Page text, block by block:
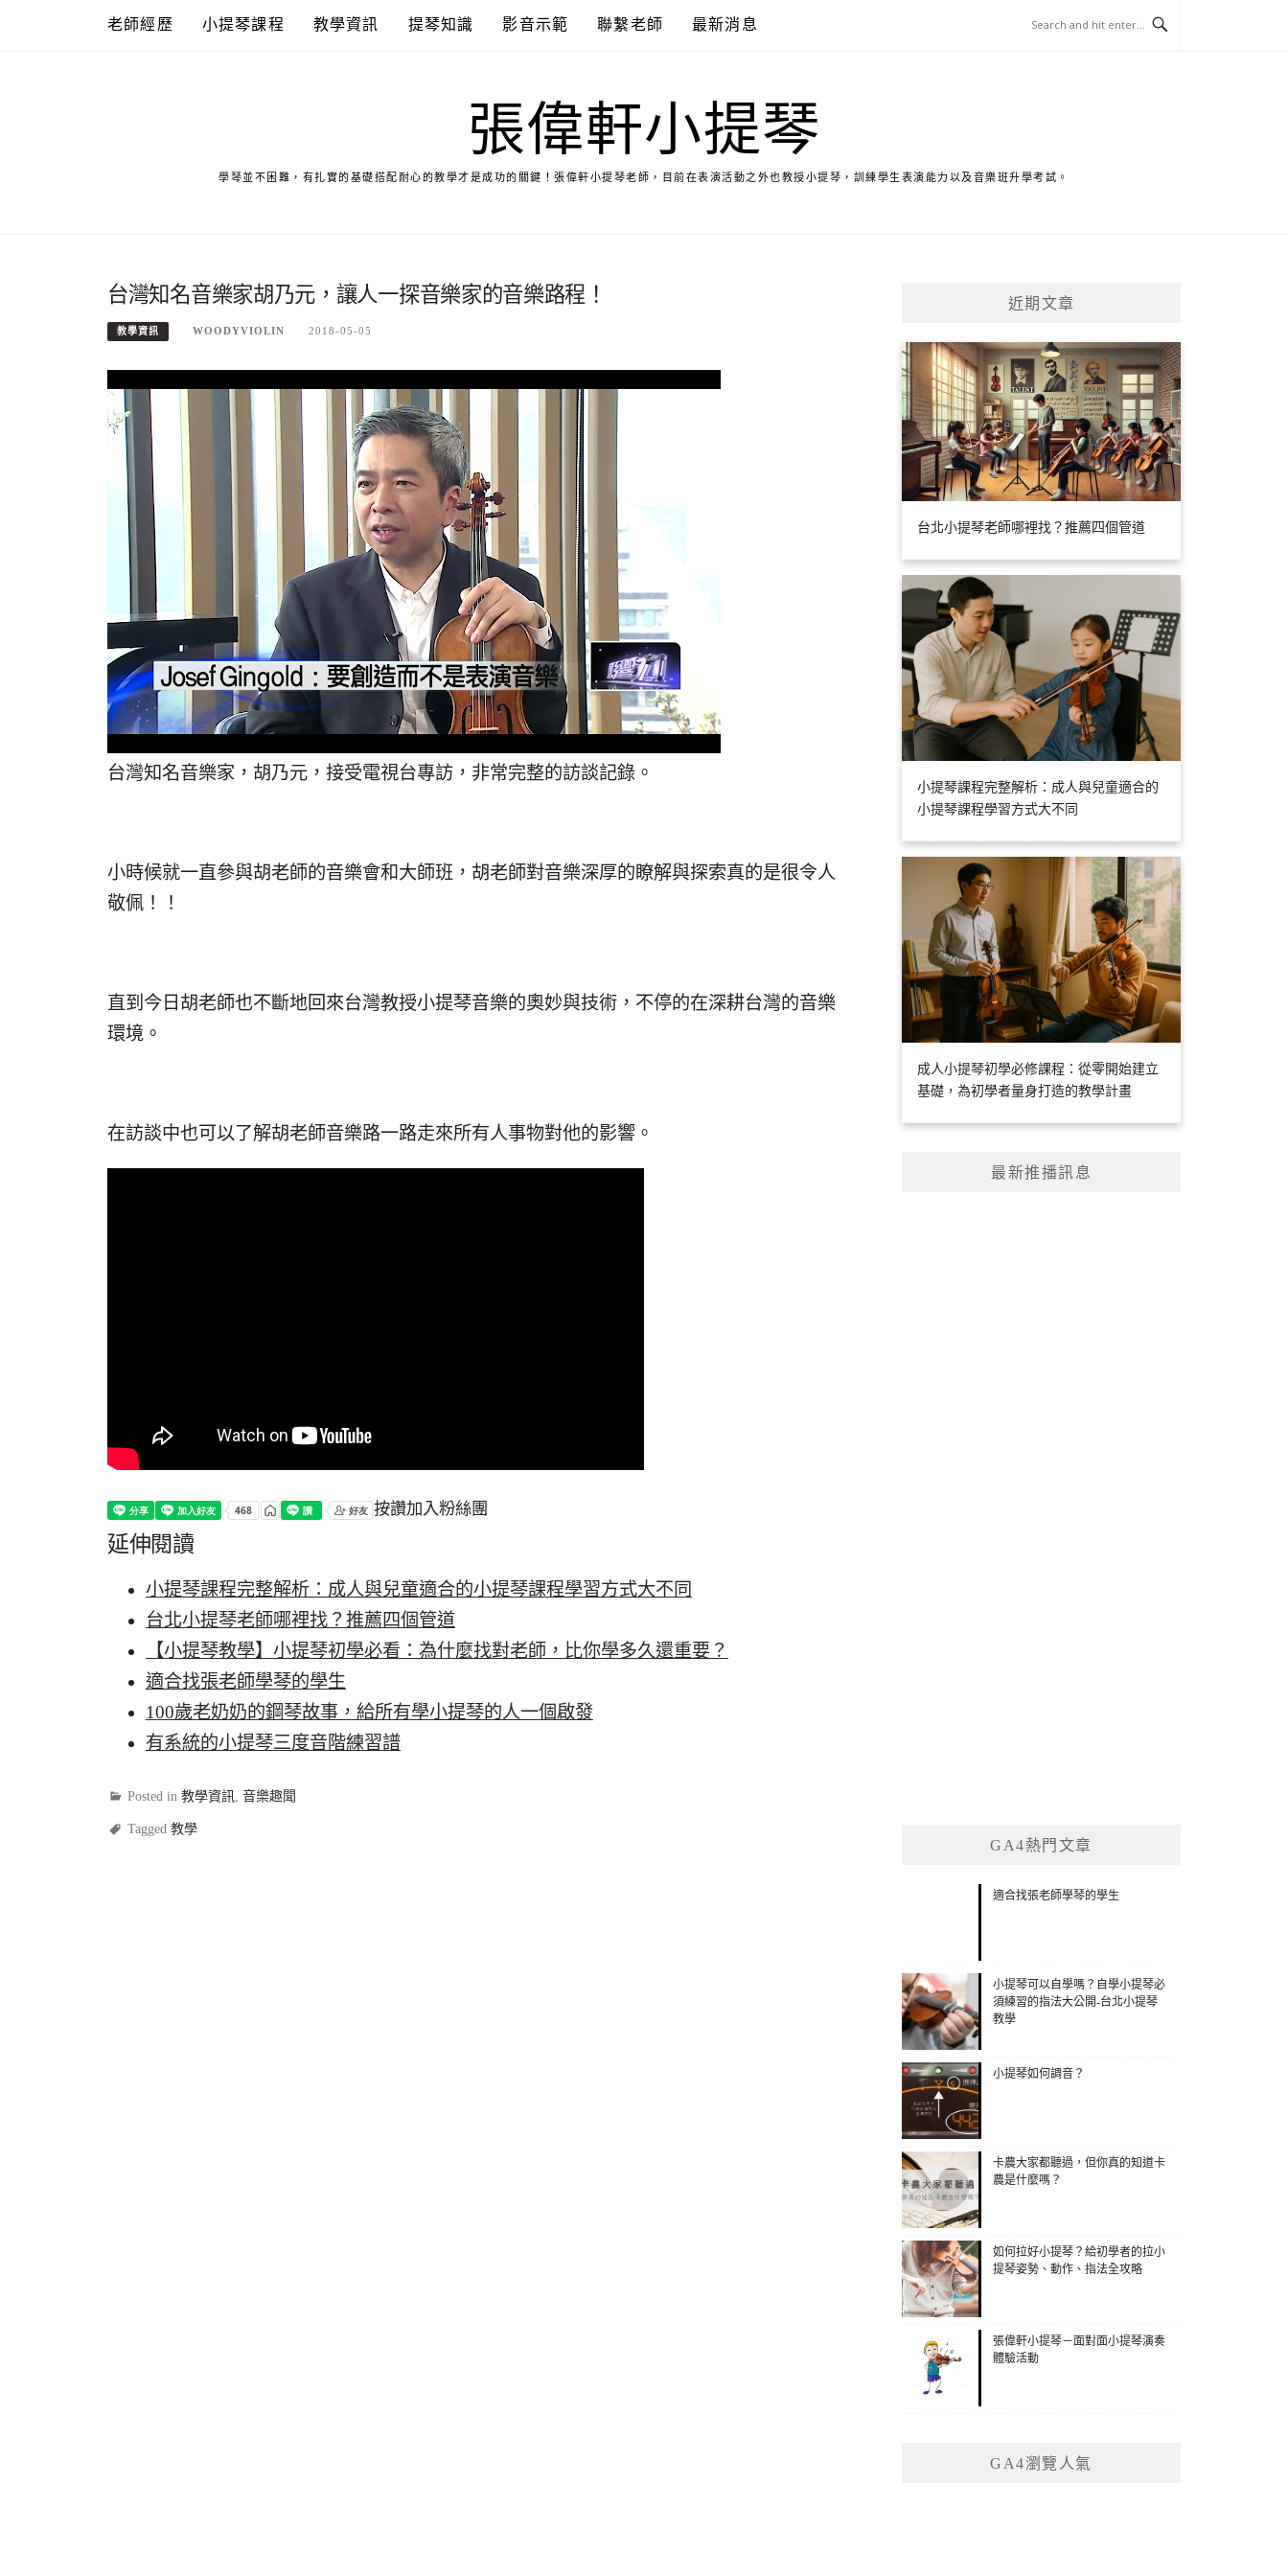
老師經歷 小提琴課程 教學資訊 提琴知識 影音示範 聯繫老師 最新消息
張偉軒小提琴
學琴並不困難，有扎實的基礎搭配耐心的教學才是成功的關鍵！張偉軒小提琴老師，目前在表演活動之外也教授小提琴，訓練學生表演能力以及音樂班升學考試。
台灣知名音樂家胡乃元，讓人一探音樂家的音樂路程！
教學資訊 WOODYVIOLIN 2018-05-05
台灣知名音樂家，胡乃元，接受電視台專訪，非常完整的訪談記錄。
小時候就一直參與胡老師的音樂會和大師班，胡老師對音樂深厚的瞭解與探索真的是很令人
敬佩！！
直到今日胡老師也不斷地回來台灣教授小提琴音樂的奧妙與技術，不停的在深耕台灣的音樂
環境。
在訪談中也可以了解胡老師音樂路一路走來所有人事物對他的影響。
按讚加入粉絲團
延伸閱讀
小提琴課程完整解析：成人與兒童適合的小提琴課程學習方式大不同
台北小提琴老師哪裡找？推薦四個管道
【小提琴教學】小提琴初學必看：為什麼找對老師，比你學多久還重要？
適合找張老師學琴的學生
100歲老奶奶的鋼琴故事，給所有學小提琴的人一個啟發
有系統的小提琴三度音階練習譜
Posted in 教學資訊, 音樂趣聞
Tagged 教學
近期文章
台北小提琴老師哪裡找？推薦四個管道
小提琴課程完整解析：成人與兒童適合的
小提琴課程學習方式大不同
成人小提琴初學必修課程：從零開始建立
基礎，為初學者量身打造的教學計畫
最新推播訊息
GA4熱門文章
適合找張老師學琴的學生
小提琴可以自學嗎？自學小提琴必
須練習的指法大公開-台北小提琴
教學
小提琴如何調音？
卡農大家都聽過，但你真的知道卡
農是什麼嗎？
如何拉好小提琴？給初學者的拉小
提琴姿勢、動作、指法全攻略
張偉軒小提琴－面對面小提琴演奏
體驗活動
GA4瀏覽人氣